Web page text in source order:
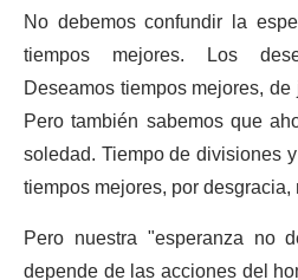
No debemos confundir la
tiempos mejores. Los
Deseamos tiempos mejores,
Pero también sabemos que
soledad. Tiempo de divisiones
tiempos mejores, por
Pero nuestra "esperanza no
depende de las acciones del